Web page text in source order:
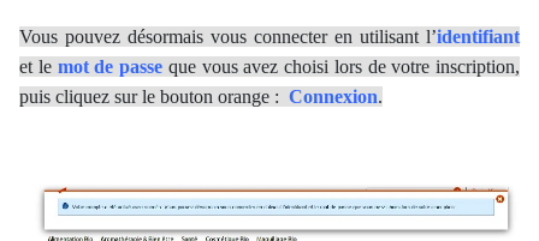
Vous pouvez désormais vous connecter en utilisant l’identifiant
et le mot de passe que vous avez choisi lors de votre inscription,
puis cliquez sur le bouton orange : Connexion.